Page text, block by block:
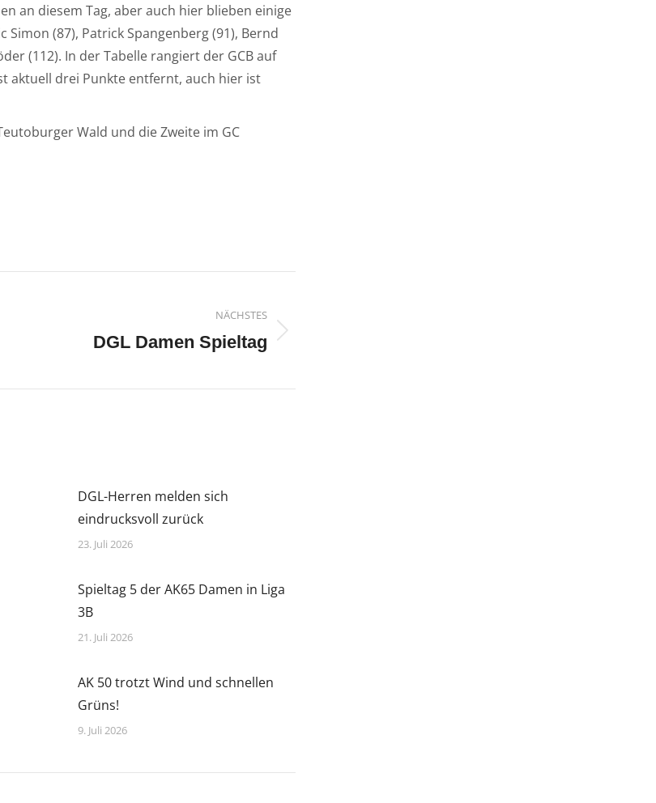
an diesem Tag, aber auch hier blieben einige
(87), Patrick Spangenberg (91), Bernd
(112). In der Tabelle rangiert der GCB auf
aktuell drei Punkte entfernt, auch hier ist
Wald und die Zweite im GC
NÄCHSTES
DGL Damen Spieltag
DGL-Herren melden sich
eindrucksvoll zurück
23. Juli 2026
Spieltag 5 der AK65 Damen in Liga
3B
21. Juli 2026
AK 50 trotzt Wind und schnellen
Grüns!
9. Juli 2026